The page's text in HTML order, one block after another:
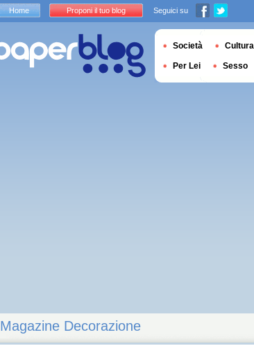
Magazine Decorazione
Home Proponi il tuo blog Seguici su
Società Cultura
Per Lei Sesso